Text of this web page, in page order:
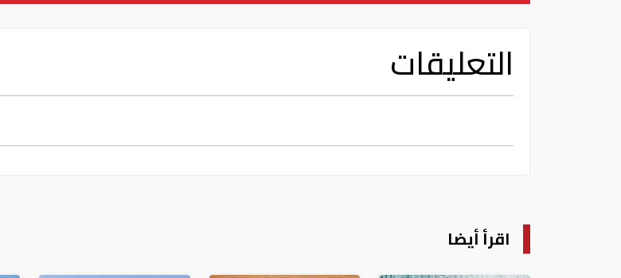
التعليقات
اقرأ أيضا